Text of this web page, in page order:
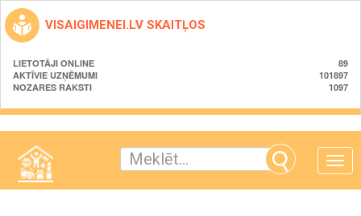
VISAIGIMENEI.LV SKAITĻOS
LIETOTĀJI ONLINE
89
AKTĪVIE UZŅĒMUMI
101897
NOZARES RAKSTI
1097
Toggle